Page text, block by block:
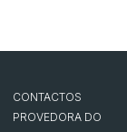
CONTACTOS
PROVEDORA DO